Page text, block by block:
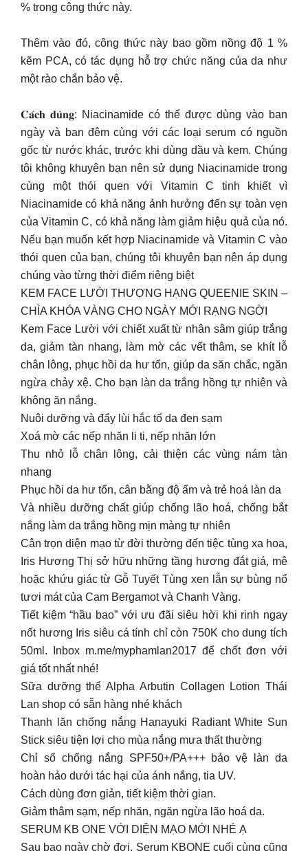
% trong công thức này.
Thêm vào đó, công thức này bao gồm nồng độ 1 %
kẽm PCA, có tác dụng hỗ trợ chức năng của da như
một rào chắn bảo vệ.
𝐂𝐚́𝐜𝐡 𝐝𝐮̀𝐧𝐠: Niacinamide có thể được dùng vào ban
ngày và ban đêm cùng với các loại serum có nguồn
gốc từ nước khác, trước khi dùng dầu và kem. Chúng
tôi không khuyên bạn nên sử dụng Niacinamide trong
cùng một thói quen với Vitamin C tinh khiết vì
Niacinamide có khả năng ảnh hưởng đến sự toàn vẹn
của Vitamin C, có khả năng làm giảm hiệu quả của nó.
Nếu bạn muốn kết hợp Niacinamide và Vitamin C vào
thói quen của bạn, chúng tôi khuyên bạn nên áp dụng
chúng vào từng thời điểm riêng biệt
KEM FACE LƯỜI THƯỢNG HẠNG QUEENIE SKIN –
CHÌA KHÓA VÀNG CHO NGÀY MỚI RẠNG NGỜI
Kem Face Lười với chiết xuất từ nhân sâm giúp trắng
da, giảm tàn nhang, làm mờ các vết thâm, se khít lỗ
chân lông, phục hồi da hư tổn, giúp da săn chắc, ngăn
ngừa chảy xệ. Cho bạn làn da trắng hồng tự nhiên và
không ăn nắng.
Nuôi dưỡng và đẩy lùi hắc tố da đen sạm
Xoá mờ các nếp nhăn li ti, nếp nhăn lớn
Thu nhỏ lỗ chân lông, cải thiện các vùng nám tàn
nhang
Phục hồi da hư tổn, cân bằng độ ẩm và trẻ hoá làn da
Và nhiều dưỡng chất giúp chống lão hoá, chống bắt
nắng làm da trắng hồng mịn màng tự nhiên
Cân trọn diện mạo từ đời thường đến tiệc tùng xa hoa,
Iris Hương Thị sở hữu những tầng hương đắt giá, mê
hoặc khứu giác từ Gỗ Tuyết Tùng xen lẫn sự bùng nổ
tươi mát của Cam Bergamot và Chanh Vàng.
Tiết kiệm “hầu bao” với ưu đãi siêu hời khi rinh ngay
nốt hương Iris siêu cá tính chỉ còn 750K cho dung tích
50ml. Inbox m.me/myphamlan2017 để chốt đơn với
giá tốt nhất nhé!
Sữa dưỡng thể Alpha Arbutin Collagen Lotion Thái
Lan shop có sẵn hàng nhé khách
Thanh lăn chống nắng Hanayuki Radiant White Sun
Stick siêu tiện lợi cho mùa nắng mưa thất thường
Chỉ số chống nắng SPF50+/PA+++ bảo vệ làn da
hoàn hảo dưới tác hại của ánh nắng, tia UV.
Cách dùng đơn giản, tiết kiệm thời gian.
Giảm thâm sạm, nếp nhăn, ngăn ngừa lão hoá da.
SERUM KB ONE VỚI DIỆN MẠO MỚI NHÉ Ạ
️Sau bao ngày chờ đợi, Serum KBONE cuối cùng cũng